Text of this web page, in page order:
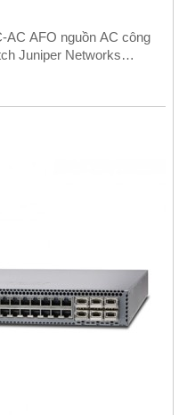
AC AFO nguồn AC công
Juniper Networks